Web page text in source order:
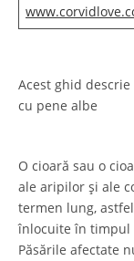
Acest ghid
cu pene albe
O cioară sau o
ale aripilor și ale
termen lung,
înlocuite în timpul
Păsările afectate